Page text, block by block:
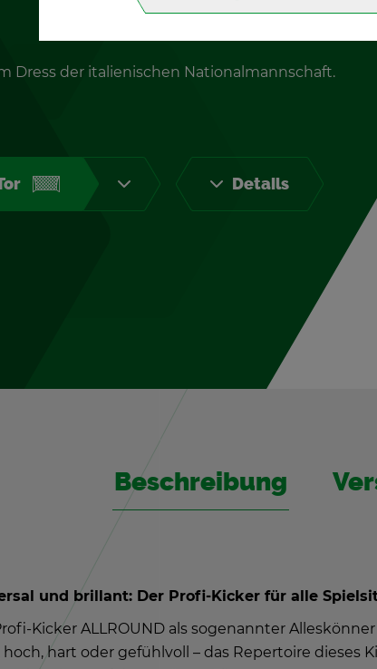
Dress der ita­lie­ni­schen Na­tio­nal­mann­schaft.
De­tails
Be­schrei­bung
und bril­lant: Der Pro­fi-Ki­cker für alle
Ki­cker ALL­ROUND als so­ge­nann­ter
hoch, hart oder ge­fühl­voll – das Re­per­toire